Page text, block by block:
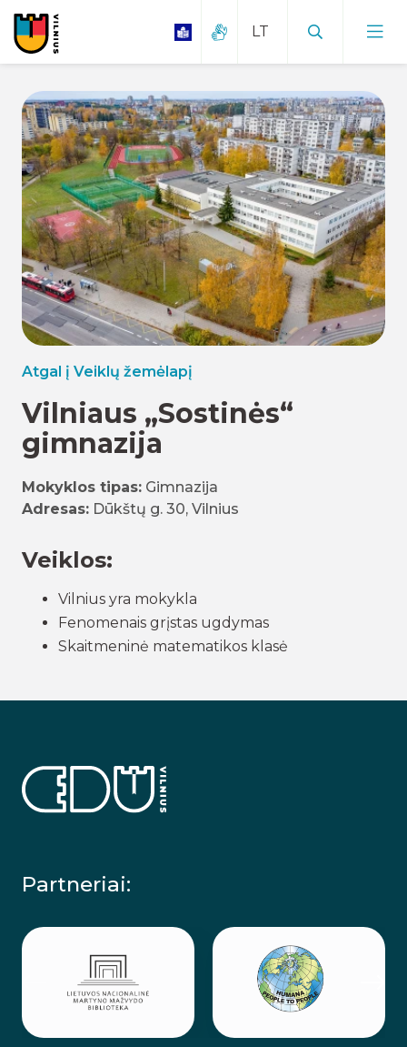
Atgal į Veiklų žemėlapį
Vilniaus „Sostinės“
gimnazija
Mokyklos tipas: Gimnazija
Adresas: Dūkštų g. 30, Vilnius
Veiklos:
Vilnius yra mokykla
Fenomenais grįstas ugdymas
Skaitmeninė matematikos klasė
Partneriai: